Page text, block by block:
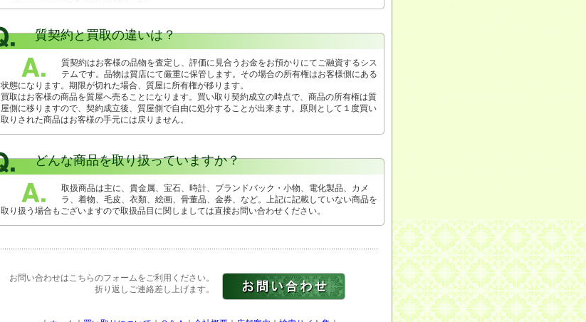
質契約と買取の違いは？
質契約はお客様の品物を査定し、評価に見合うお金をお預かりにてご融資するシス
テムです。品物は質店にて厳重に保管します。その場合の所有権はお客様側にある
状態になります。期限が切れた場合、質屋に所有権が移ります。
買取はお客様の商品を質屋へ売ることになります。買い取り契約成立の時点で、商品の所有権は質
屋側に移りますので、契約成立後、質屋側で自由に処分することが出来ます。原則として１度買い
取りされた商品はお客様の手元には戻りません。
どんな商品を取り扱っていますか？
取扱商品は主に、貴金属、宝石、時計、ブランドバック・小物、電化製品、カメ
ラ、着物、毛皮、衣類、絵画、骨董品、金券、など。上記に記載していない商品を
取り扱う場合もございますので取扱品目に関しましては直接お問い合わせください。
お問い合わせはこちらのフォームをご利用ください。
折り返しご連絡差し上げます。